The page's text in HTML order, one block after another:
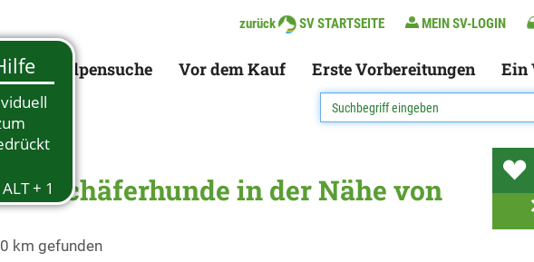
zurück SV STARTSEITE MEIN SV-LOGIN
Welpensuche Vor dem Kauf Erste Vorbereitungen Ein
Schäferhunde in der Nähe von
km gefunden